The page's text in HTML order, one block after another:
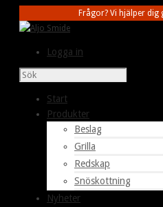
Frågor? Vi hjälper dig
Logga in
Start
Produkter
Beslag
Grilla
Redskap
Snöskottning
Nyheter